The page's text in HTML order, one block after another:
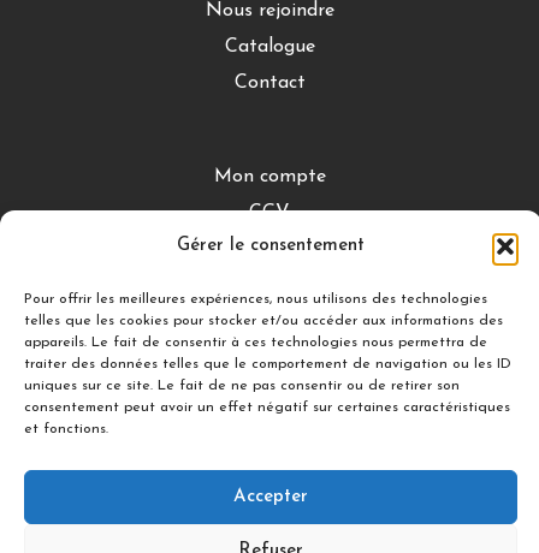
Gérer le consentement
Pour offrir les meilleures expériences, nous utilisons des technologies
telles que les cookies pour stocker et/ou accéder aux informations des
appareils. Le fait de consentir à ces technologies nous permettra de
traiter des données telles que le comportement de navigation ou les ID
uniques sur ce site. Le fait de ne pas consentir ou de retirer son
consentement peut avoir un effet négatif sur certaines caractéristiques
et fonctions.
Accepter
Nous rejoindre
Catalogue
Contact
Mon compte
CGV
Mentions légales
DÉCOUVRIR
Nuances Gourmandes
Suivez-nous